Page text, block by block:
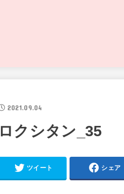
2021.09.04
ロクシタン_35
ツイート シェア